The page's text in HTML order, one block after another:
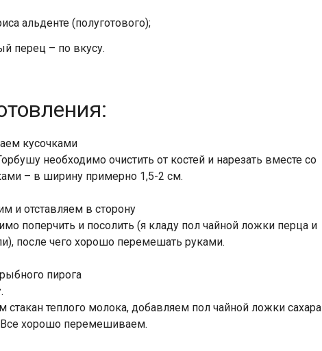
альденте (полуготового);
перец – по вкусу.
необходимо очистить от костей и нарезать вместе со
– в ширину примерно 1,5-2 см.
поперчить и посолить (я кладу пол чайной ложки перца и
после чего хорошо перемешать руками.
теплого молока, добавляем пол чайной ложки сахара
хорошо перемешиваем.